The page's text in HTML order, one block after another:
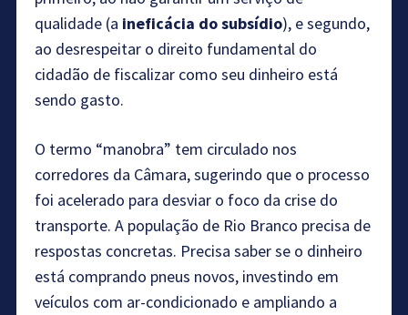
qualidade (a ineficácia do subsídio), e segundo,
ao desrespeitar o direito fundamental do
cidadão de fiscalizar como seu dinheiro está
sendo gasto.
O termo “manobra” tem circulado nos
corredores da Câmara, sugerindo que o processo
foi acelerado para desviar o foco da crise do
transporte. A população de Rio Branco precisa de
respostas concretas. Precisa saber se o dinheiro
está comprando pneus novos, investindo em
veículos com ar-condicionado e ampliando a